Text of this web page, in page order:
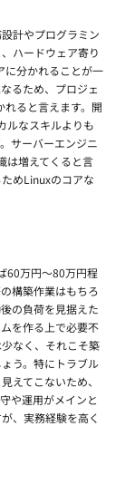
計やプログラミン
ハードウェア寄り
に分かれることが一
るため、プロジェ
ると言えます。開
ルなスキルよりも
サーバーエンジニ
は増えてくると言
めLinuxのコアな
60万円〜80万円程
構築作業はもちろ
の負荷を見据えた
を作る上で必要不
なく、それこそ築
う。特にトラブル
えてこないため、
や運用がメインと
、実務経験を高く